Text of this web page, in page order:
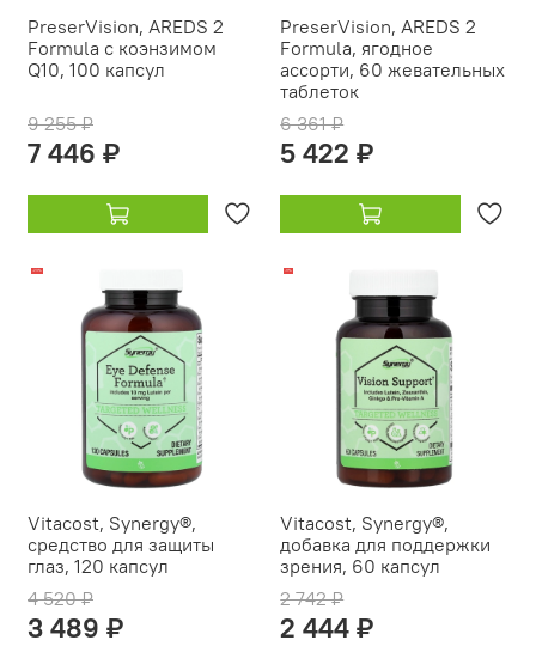
PreserVision, AREDS 2
Formula с коэнзимом
Q10, 100 капсул
9 255 ₽
7 446 ₽
PreserVision, AREDS 2
Formula, ягодное
ассорти, 60 жевательных
таблеток
6 361 ₽
5 422 ₽
-23%
Vitacost, Synergy®,
средство для защиты
глаз, 120 капсул
4 520 ₽
3 489 ₽
-11%
Vitacost, Synergy®,
добавка для поддержки
зрения, 60 капсул
2 742 ₽
2 444 ₽